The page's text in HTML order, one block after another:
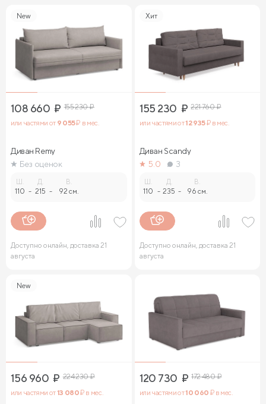
New
108 660 ₽ 155 230₽
или частями от 9 055₽ в мес.
Диван Remy
Без оценок
110 -
Д.
215 -
В.
92 см.
Доступно онлайн, доставка 21
августа
Хит
155 230 ₽ 221 760₽
или частями от12 935₽ в мес.
Диван Sсandy
5.0
3
110 -
Д.
235 -
В.
96 см.
Доступно онлайн, доставка 21
августа
New
156 960 ₽ 224 230₽
или частями от13 080₽ в мес.
120 730 ₽ 172 480₽
или частями от10 060 ₽ в мес.